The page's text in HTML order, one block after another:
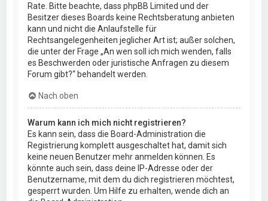
Rate. Bitte beachte, dass phpBB Limited und der
Besitzer dieses Boards keine Rechtsberatung anbieten
kann und nicht die Anlaufstelle für
Rechtsangelegenheiten jeglicher Art ist; außer solchen,
die unter der Frage „An wen soll ich mich wenden, falls
es Beschwerden oder juristische Anfragen zu diesem
Forum gibt?“ behandelt werden.
Nach oben
Warum kann ich mich nicht registrieren?
Es kann sein, dass die Board-Administration die
Registrierung komplett ausgeschaltet hat, damit sich
keine neuen Benutzer mehr anmelden können. Es
könnte auch sein, dass deine IP-Adresse oder der
Benutzername, mit dem du dich registrieren möchtest,
gesperrt wurden. Um Hilfe zu erhalten, wende dich an